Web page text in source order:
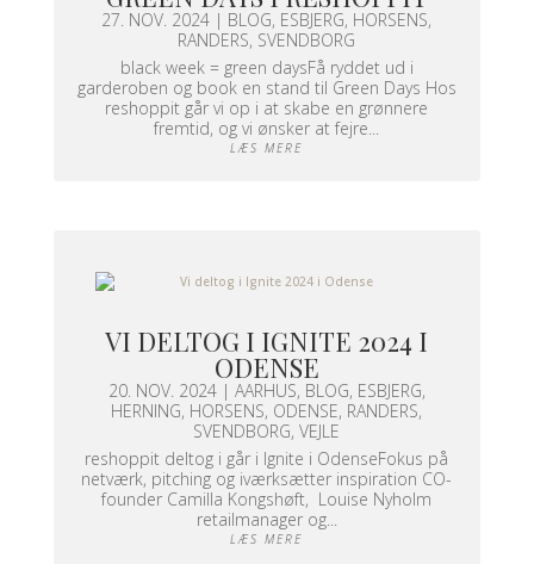
27. NOV. 2024 | BLOG, ESBJERG, HORSENS,
RANDERS, SVENDBORG
black week = green daysFå ryddet ud i
garderoben og book en stand til Green Days Hos
reshoppit går vi op i at skabe en grønnere
fremtid, og vi ønsker at fejre...
LÆS MERE
VI DELTOG I IGNITE 2024 I
ODENSE
20. NOV. 2024| AARHUS, BLOG, ESBJERG,
HERNING, HORSENS, ODENSE, RANDERS,
SVENDBORG,VEJLE
reshoppit deltog i går i Ignite i OdenseFokus på
netværk, pitching og iværksætter inspiration CO-
founder Camilla Kongshøft, Louise Nyholm
retailmanager og...
LÆS MERE